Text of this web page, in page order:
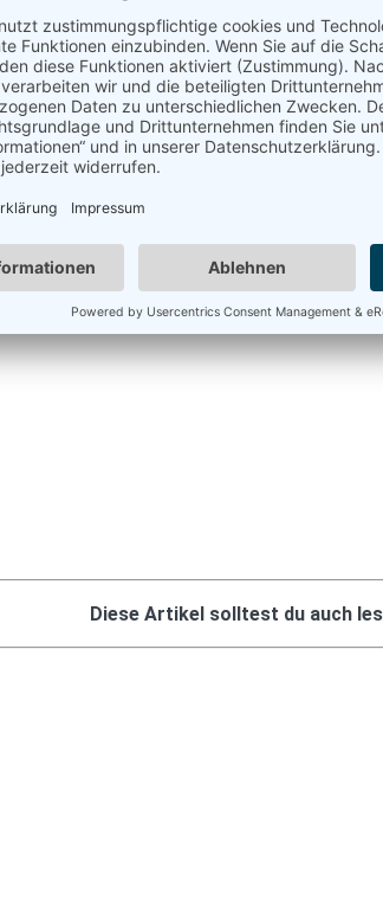
Diese Artikel solltest du auch